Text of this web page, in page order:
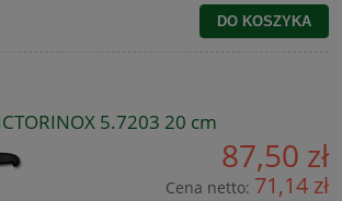
DO KOSZYKA
5.7203 20 cm
87,50 zł
Cena netto: 71,14 zł